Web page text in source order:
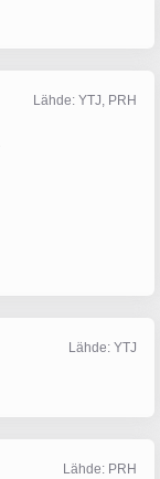
Lähde: YTJ, PRH
Lähde: YTJ
Lähde: PRH